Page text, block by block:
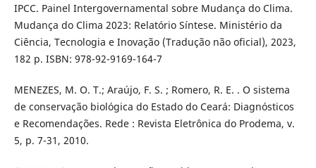
IPCC. Painel Intergovernamental sobre Mudança do Clima.
Mudança do Clima 2023: Relatório Síntese. Ministério da
Ciência, Tecnologia e Inovação (Tradução não oficial), 2023,
182 p. ISBN: 978-92-9169-164-7
MENEZES, M. O. T.; Araújo, F. S. ; Romero, R. E. . O sistema
de conservação biológica do Estado do Ceará: Diagnósticos
e Recomendações. Rede : Revista Eletrônica do Prodema, v.
5, p. 7-31, 2010.